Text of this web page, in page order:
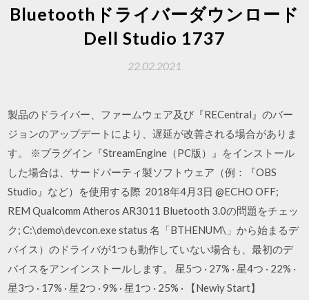
Bluetoothドライバーダウンロード
Dell Studio 1737
22.02.2021
製品のドライバー、ファームウェア及び『RECentral』のバー
ジョンのアップデートにより、遅延が改善される場合がありま
す。 ※プラグイン『StreamEngine（PC版）』をインストール
した場合は、サードパーティ製ソフトウェア（例：『OBS
Studio』など）を使用する際 2018年4月3日 @ECHO OFF;
REM Qualcomm Atheros AR3011 Bluetooth 3.0の問題をチェッ
ク; C:\demo\devcon.exe status 名「BTHENUM\」から始まるデ
バイス）のドライバが1つも動作していない場合も、最初のデ
バイスをアンインストールします。 星5つ · 27% · 星4つ · 22% ·
星3つ · 17% · 星2つ · 9% · 星1つ · 25% · 【Newiy Start】